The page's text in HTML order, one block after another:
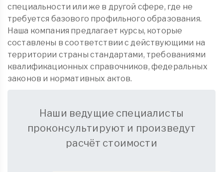
специальности или же в другой сфере, где не
требуется базового профильного образования.
Наша компания предлагает курсы, которые
составлены в соответствии с действующими на
территории страны стандартами, требованиями
квалификационных справочников, федеральных
законов и нормативных актов.
Наши ведущие специалисты
проконсультируют и произведут
расчёт стоимости